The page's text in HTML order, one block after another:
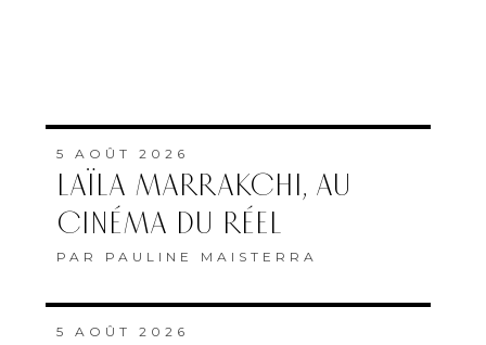
5 AOÛT 2026
LAÏLA MARRAKCHI, AU
CINÉMA DU RÉEL
PAR PAULINE MAISTERRA
5 AOÛT 2026